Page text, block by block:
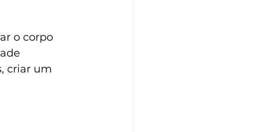
o corpo
criar um